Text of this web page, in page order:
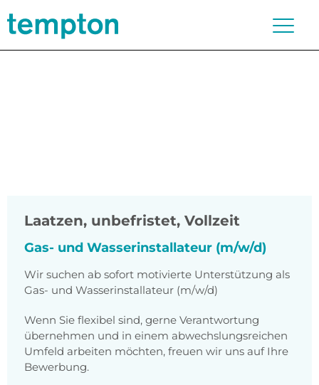
Laatzen, unbefristet, Vollzeit
Gas- und Wasserinstallateur (m/w/d)
Wir suchen ab sofort motivierte Unterstützung als
Gas- und Wasserinstallateur (m/w/d)
Wenn Sie flexibel sind, gerne Verantwortung
übernehmen und in einem abwechslungsreichen
Umfeld arbeiten möchten, freuen wir uns auf Ihre
Bewerbung.